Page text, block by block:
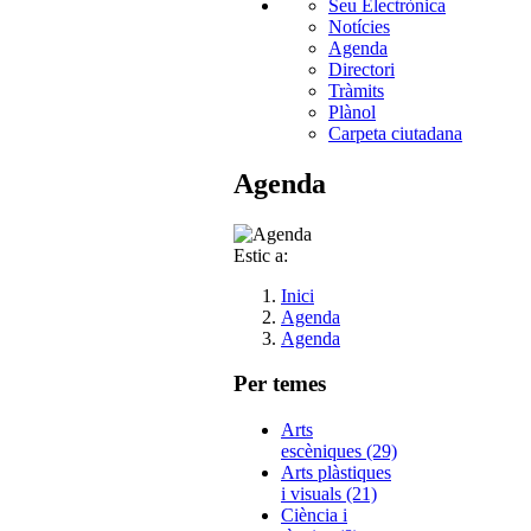
Seu Electrònica
Notícies
Agenda
Directori
Tràmits
Plànol
Carpeta ciutadana
Agenda
Estic a:
Inici
Agenda
Agenda
Per temes
Arts
escèniques (29)
Arts plàstiques
i visuals (21)
Ciència i